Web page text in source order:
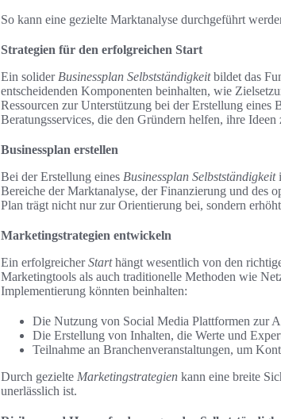
So kann eine gezielte Marktanalyse durchgeführt
Strategien für den erfolgreichen Start
Ein solider Businessplan Selbstständigkeitbildet das
entscheidenden Komponenten beinhalten, wie
Ressourcen zur Unterstützung bei der Erstellung eines
Beratungsservices, die den Gründern helfen, ihre
Businessplan erstellen
Bei der Erstellung eines Businessplan Selbstständigkeit
Bereiche der Marktanalyse, der Finanzierung und des
Plan trägt nicht nur zur Orientierung bei, sondern
Marketingstrategien entwickeln
Ein erfolgreicherStarthängt wesentlich von den
Marketingtools als auch traditionelle Methoden wie
Implementierung könnten beinhalten:
Die Nutzung von Social Media Plattformen zur
Die Erstellung von Inhalten, die Werte und
Teilnahme an Branchenveranstaltungen, um
Durch gezielte Marketingstrategien kann eine breite
unerlässlich ist.